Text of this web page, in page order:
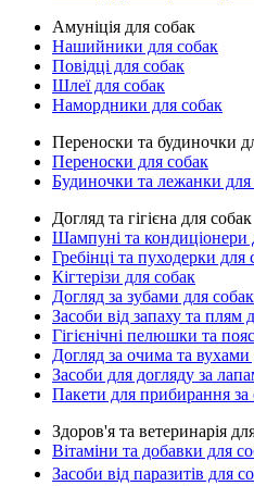
Амуніція для собак
Нашийники для собак
Повідці для собак
Шлеї для собак
Намордники для собак
Переноски та будиночки
Переноски для собак
Будиночки та лежанки для
Догляд та гігієна для собак
Шампуні та кондиціонери
Гребінці та пуходерки для
Кігтерізи для собак
Догляд за зубами для собак
Засоби від запаху та плям
Гігієнічні пелюшки та
Догляд за очима та вухами
Засоби для догляду за
Пакети для прибирання за
Здоров'я та ветеринарія
Вітаміни та добавки для
Засоби від паразитів для